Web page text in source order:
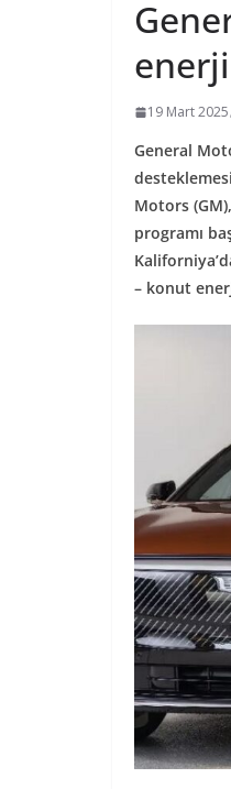
19 Mart 2025
General
Motors
programı
– konut